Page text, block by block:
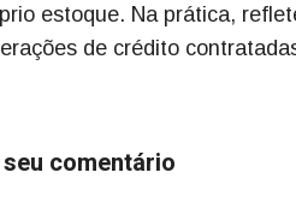
estoque. Na prática,
de crédito
seu comentário